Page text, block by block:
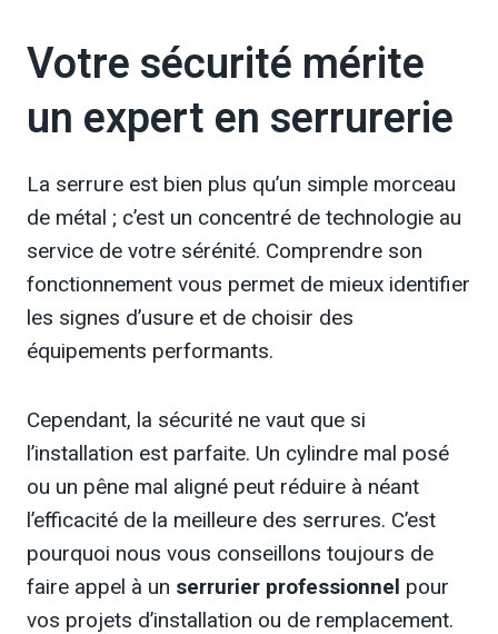
Votre sécurité mérite
un expert en serrurerie
La serrure est bien plus qu’un simple morceau
de métal ; c’est un concentré de technologie au
service de votre sérénité. Comprendre son
fonctionnement vous permet de mieux identifier
les signes d’usure et de choisir des
équipements performants.
Cependant, la sécurité ne vaut que si
l’installation est parfaite. Un cylindre mal posé
ou un pêne mal aligné peut réduire à néant
l’efficacité de la meilleure des serrures. C’est
pourquoi nous vous conseillons toujours de
faire appel à un serrurier professionnel pour
vos projets d’installation ou de remplacement.